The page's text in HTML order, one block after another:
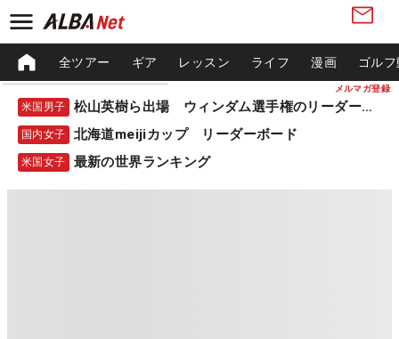
メルマガ登録
全ツアー ギア レッスン ライフ 漫画 ゴル
米国男子 松山英樹ら出場 ウィンダム選手権のリーダーボード
国内女子 北海道meijiカップ リーダーボード
米国女子 最新の世界ランキング